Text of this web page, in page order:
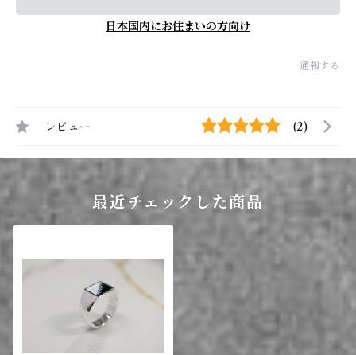
日本国内にお住まいの方向け
通報する
レビュー (2)
最近チェックした商品